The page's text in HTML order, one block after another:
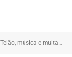
Telão, música e muita torcida marcam estreia do Brasil em Coroatá